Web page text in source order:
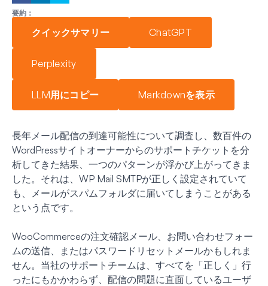
要約：
クイックサマリー ChatGPT
Perplexity
LLM用にコピー Markdownを表示
長年メール配信の到達可能性について調査し、数百件の
WordPressサイトオーナーからのサポートチケットを分
析してきた結果、一つのパターンが浮かび上がってきま
した。それは、WP Mail SMTPが正しく設定されていて
も、メールがスパムフォルダに届いてしまうことがある
という点です。
WooCommerceの注文確認メール、お問い合わせフォー
ムの送信、またはパスワードリセットメールかもしれま
せん。当社のサポートチームは、すべてを「正しく」行
ったにもかかわらず、配信の問題に直面しているユーザ